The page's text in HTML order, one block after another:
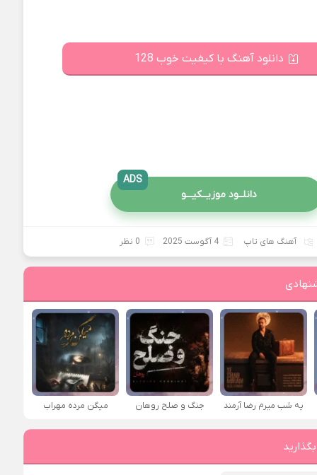
دانلود آهنگ با کیفیت خوب 128
دانلــود موزیــکیـــو
ADS
آهنگ های تاپ 4 آگوست 2025 0 نظر
یه شب میرم رضا آرمند جنگ و صلح روهان میگن مرده مهراب